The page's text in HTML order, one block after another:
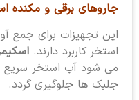
جاروهای برقی و مکنده
این تجهیزات برای جمع
استخر کاربرد دارند.
می شود آب استخر سریع
جلبک ها جلوگیری گردد.